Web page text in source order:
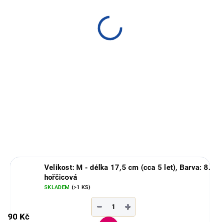
Velikost: M - délka 17,5 cm (cca 5 let), Barva: 8.
hořčicová
SKLADEM (>1 KS)
90 Kč
+
−